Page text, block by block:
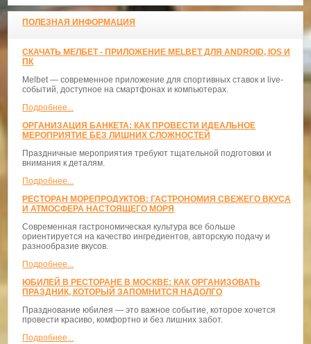
ПОЛЕЗНАЯ ИНФОРМАЦИЯ
СКАЧАТЬ МЕЛБЕТ - ПРИЛОЖЕНИЕ MELBET ДЛЯ ANDROID, IOS И
ПК
Melbet — современное приложение для спортивных ставок и live-
событий, доступное на смартфонах и компьютерах.
Подробнее...
ОРГАНИЗАЦИЯ БАНКЕТА: КАК ПРОВЕСТИ ИДЕАЛЬНОЕ
МЕРОПРИЯТИЕ БЕЗ ЛИШНИХ СЛОЖНОСТЕЙ
Праздничные мероприятия требуют тщательной подготовки и
внимания к деталям.
Подробнее...
РЕСТОРАН МОРЕПРОДУКТОВ: ГАСТРОНОМИЯ СВЕЖЕГО ВКУСА
И АТМОСФЕРА НАСТОЯЩЕГО МОРЯ
Современная гастрономическая культура все больше
ориентируется на качество ингредиентов, авторскую подачу и
разнообразие вкусов.
Подробнее...
ЮБИЛЕЙ В РЕСТОРАНЕ В МОСКВЕ: КАК ОРГАНИЗОВАТЬ
ПРАЗДНИК, КОТОРЫЙ ЗАПОМНИТСЯ НАДОЛГО
Празднование юбилея — это важное событие, которое хочется
провести красиво, комфортно и без лишних забот.
Подробнее...